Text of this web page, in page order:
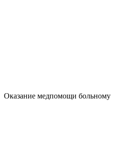
Оказание медпомощи больному